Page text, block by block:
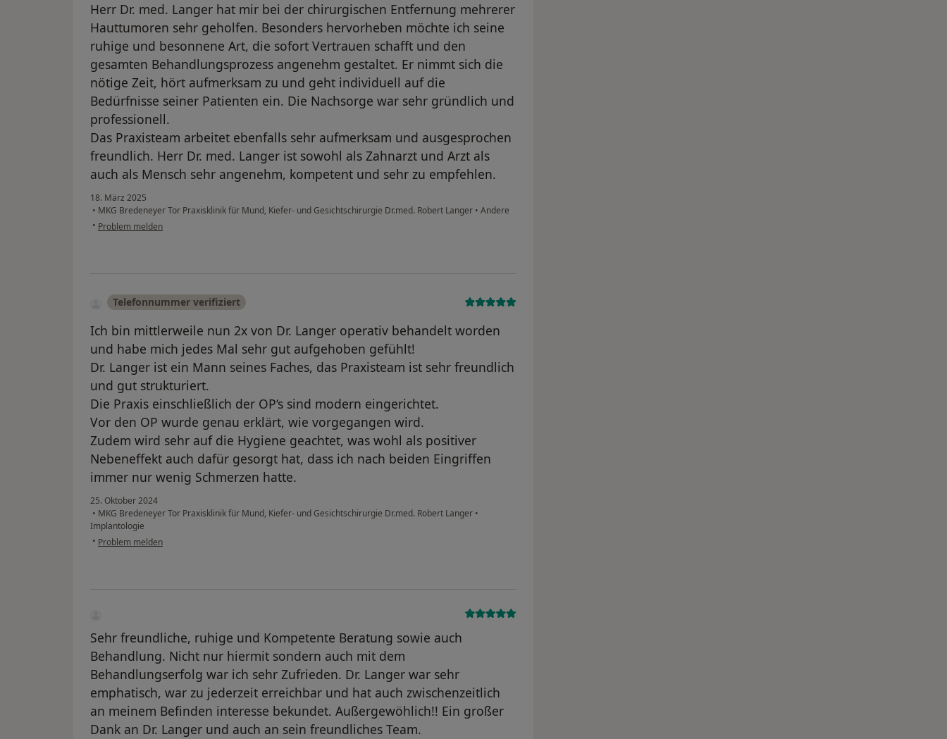
Herr Dr. med. Langer hat mir bei der chirurgischen Entfernung mehrerer
Hauttumoren sehr geholfen. Besonders hervorheben möchte ich seine
ruhige und besonnene Art, die sofort Vertrauen schafft und den
gesamten Behandlungsprozess angenehm gestaltet. Er nimmt sich die
nötige Zeit, hört aufmerksam zu und geht individuell auf die
Bedürfnisse seiner Patienten ein. Die Nachsorge war sehr gründlich und
professionell.
Das Praxisteam arbeitet ebenfalls sehr aufmerksam und ausgesprochen
freundlich. Herr Dr. med. Langer ist sowohl als Zahnarzt und Arzt als
auch als Mensch sehr angenehm, kompetent und sehr zu empfehlen.
18. März 2025
• MKG Bredeneyer Tor Praxisklinik für Mund, Kiefer- und Gesichtschirurgie Dr.med. Robert Langer • Andere
• Problem melden
Telefonnummer verifiziert
Ich bin mittlerweile nun 2x von Dr. Langer operativ behandelt worden
und habe mich jedes Mal sehr gut aufgehoben gefühlt!
Dr. Langer ist ein Mann seines Faches, das Praxisteam ist sehr freundlich
und gut strukturiert.
Die Praxis einschließlich der OP‘s sind modern eingerichtet.
Vor den OP wurde genau erklärt, wie vorgegangen wird.
Zudem wird sehr auf die Hygiene geachtet, was wohl als positiver
Nebeneffekt auch dafür gesorgt hat, dass ich nach beiden Eingriffen
immer nur wenig Schmerzen hatte.
25. Oktober 2024
• MKG Bredeneyer Tor Praxisklinik für Mund, Kiefer- und Gesichtschirurgie Dr.med. Robert Langer •
Implantologie
• Problem melden
Sehr freundliche, ruhige und Kompetente Beratung sowie auch
Behandlung. Nicht nur hiermit sondern auch mit dem
Behandlungserfolg war ich sehr Zufrieden. Dr. Langer war sehr
emphatisch, war zu jederzeit erreichbar und hat auch zwischenzeitlich
an meinem Befinden interesse bekundet. Außergewöhlich!! Ein großer
Dank an Dr. Langer und auch an sein freundliches Team.